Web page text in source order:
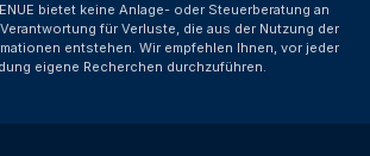
bietet keine Anlage- oder Steuerberatung an
für Verluste, die aus der Nutzung der
entstehen. Wir empfehlen Ihnen, vor jeder
eigene Recherchen durchzuführen.